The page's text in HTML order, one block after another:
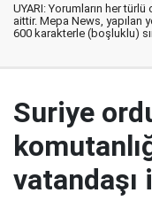
UYARI: Yorumların her
aittir. Mepa News, yapılan
600 karakterle (boşluklu)
Suriye
vatandaşı